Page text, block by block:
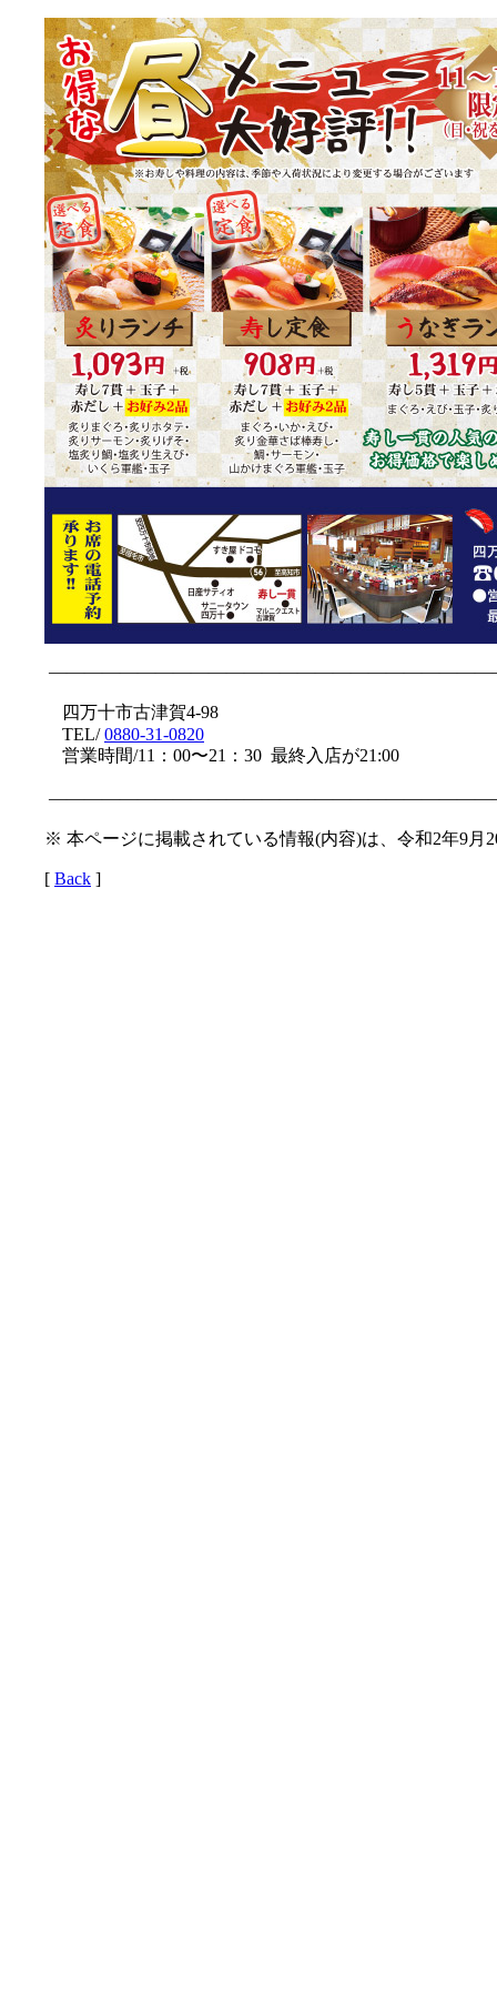
四万十市古津賀4-98
TEL/0880-31-0820
営業時間/11：00〜21：30 最終入店が21:00
※ 本ページに掲載されている情報(内容)は、令和2年9月
[ Back ]